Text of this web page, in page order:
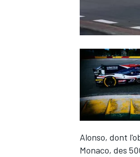
Alonso, dont
Monaco, des